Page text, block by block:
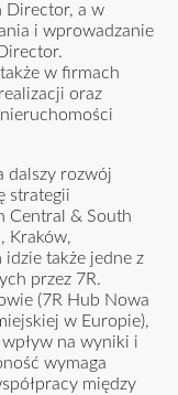
Director, a w
i wprowadzanie
w firmach
oraz
dalszy rozwój
strategii
Central & South
Kraków,
idzie także jedne z
przez 7R.
(7R Hub Nowa
w Europie),
na wyniki i
wymaga
między